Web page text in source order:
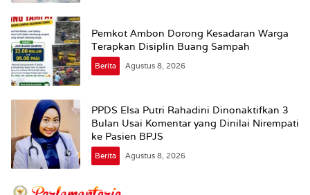
Pemkot Ambon Dorong Kesadaran Warga
Terapkan Disiplin Buang Sampah
Berita Agustus 8, 2026
PPDS Elsa Putri Rahadini Dinonaktifkan 3
Bulan Usai Komentar yang Dinilai Nirempati
ke Pasien BPJS
Berita Agustus 8, 2026